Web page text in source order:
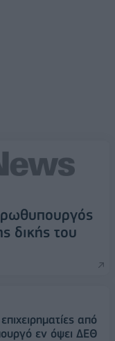
δικής του
από
εν όψει ΔΕΘ